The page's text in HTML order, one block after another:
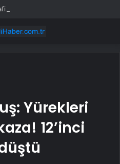
Yoğunluğu Artıyor
Yürekleri
12’inci